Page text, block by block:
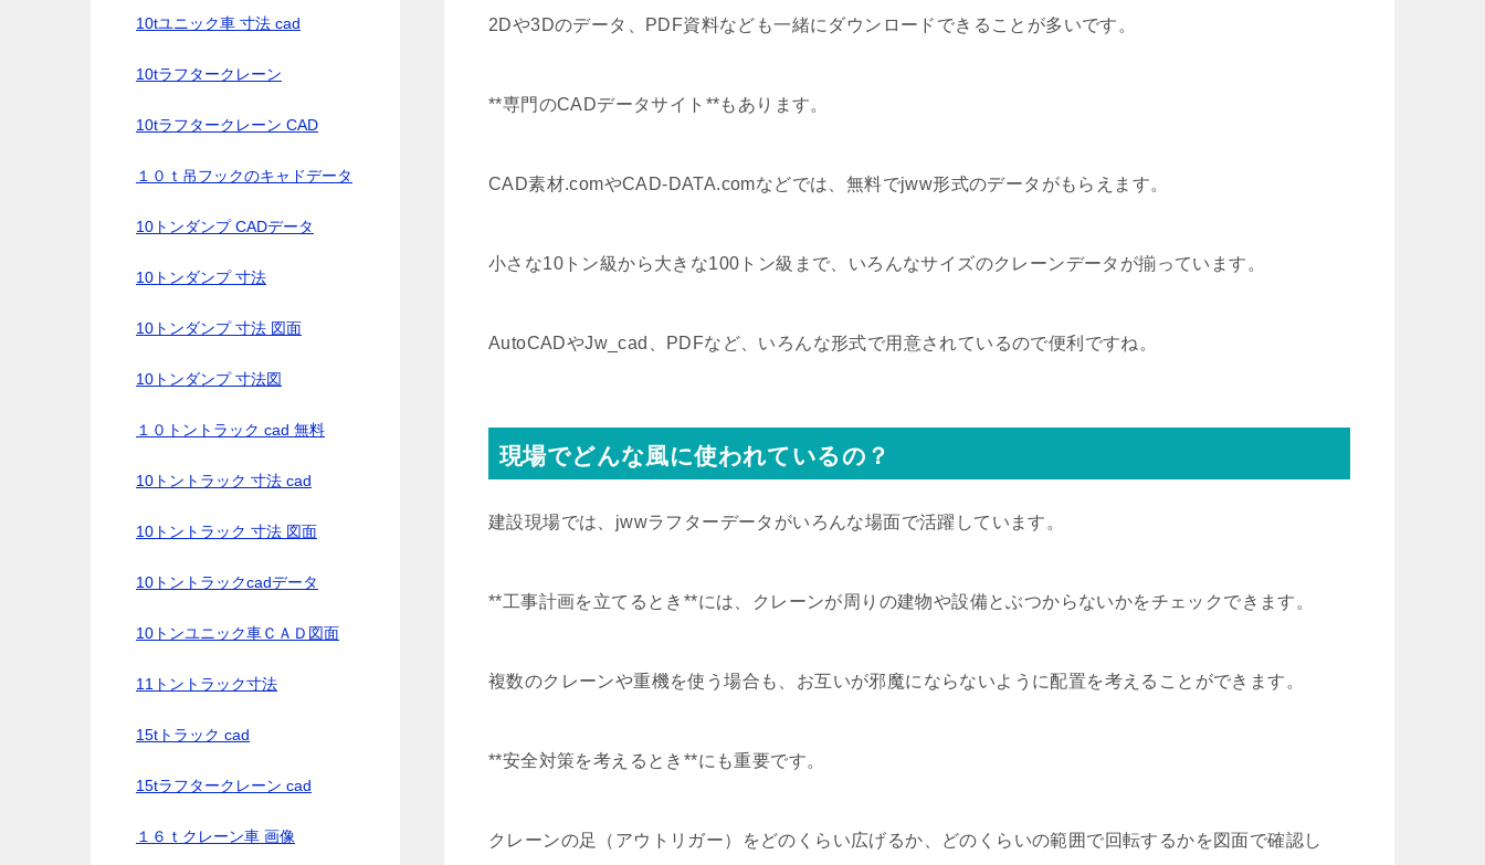
2Dや3Dのデータ、PDF資料なども一緒にダウンロードできることが多いです。
**専門のCADデータサイト**もあります。
CAD素材.comやCAD-DATA.comなどでは、無料でjww形式のデータがもらえます。
小さな10トン級から大きな100トン級まで、いろんなサイズのクレーンデータが揃っています。
AutoCADやJw_cad、PDFなど、いろんな形式で用意されているので便利ですね。
現場でどんな風に使われているの？
建設現場では、jwwラフターデータがいろんな場面で活躍しています。
**工事計画を立てるとき**には、クレーンが周りの建物や設備とぶつからないかをチェックできます。
複数のクレーンや重機を使う場合も、お互いが邪魔にならないように配置を考えることができます。
**安全対策を考えるとき**にも重要です。
クレーンの足（アウトリガー）をどのくらい広げるか、どのくらいの範囲で回転するかを図面で確認し
10tユニック車 寸法 cad
10tラフタークレーン
10tラフタークレーン CAD
１０ｔ吊フックのキャドデータ
10トンダンプ CADデータ
10トンダンプ 寸法
10トンダンプ 寸法 図面
10トンダンプ 寸法図
１０トントラック cad 無料
10トントラック 寸法 cad
10トントラック 寸法 図面
10トントラックcadデータ
10トンユニック車ＣＡＤ図面
11トントラック寸法
15tトラック cad
15tラフタークレーン cad
１６ｔクレーン車 画像